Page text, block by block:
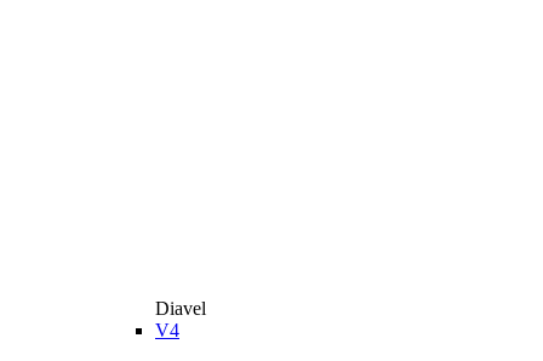
Diavel
V4